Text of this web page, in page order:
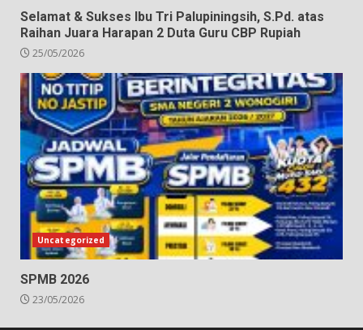
Selamat & Sukses Ibu Tri Palupiningsih, S.Pd. atas
Raihan Juara Harapan 2 Duta Guru CBP Rupiah
25/05/2026
Uncategorized
SPMB 2026
23/05/2026